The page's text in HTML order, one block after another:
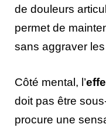
de douleurs
permet de
sans aggraver
Côté mental, l’
doit pas être
procure une